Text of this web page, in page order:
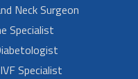
Neck Surgeon
Specialist
Specialist